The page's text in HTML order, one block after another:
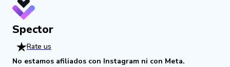
Spector
Rate us
No estamos afiliados con Instagram ni con Meta.